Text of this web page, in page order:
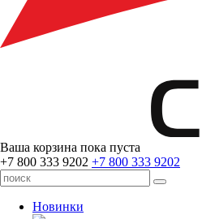
Ваша корзина пока пуста
+7 800 333 9202 +7 800 333 9202
Новинки